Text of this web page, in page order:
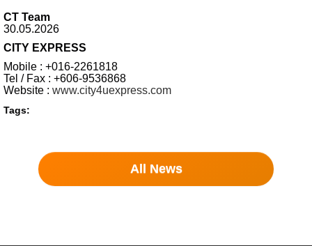
CT Team
30.05.2026
CITY EXPRESS
Mobile : +016-2261818
Tel / Fax : +606-9536868
Website : www.city4uexpress.com
Tags:
All News